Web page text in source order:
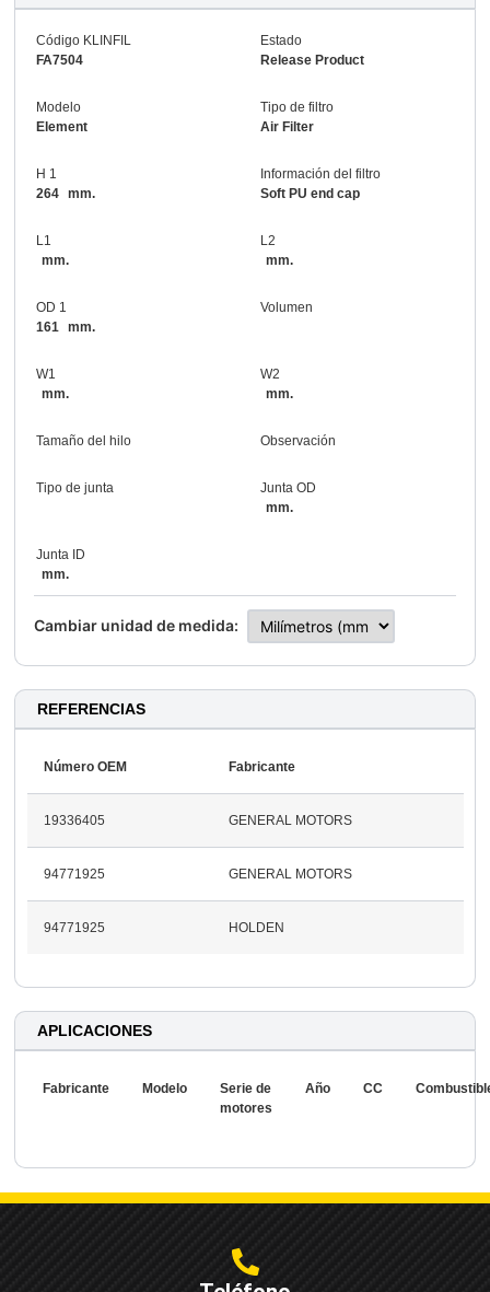
Código KLINFIL
FA7504
Estado
Release Product
Modelo
Element
Tipo de filtro
Air Filter
H 1
264 mm.
Información del filtro
Soft PU end cap
L1
mm.
L2
mm.
OD 1
161
mm.
Volumen
W1
mm.
W2
mm.
Tamaño del hilo Observación
Tipo de junta
Junta OD
mm.
Junta ID
mm.
Cambiar unidad de medida:
REFERENCIAS
Número OEM Fabricante
19336405 GENERAL MOTORS
94771925 GENERAL MOTORS
94771925 HOLDEN
APLICACIONES
Fabricante Modelo
Serie de
motores
Año CC